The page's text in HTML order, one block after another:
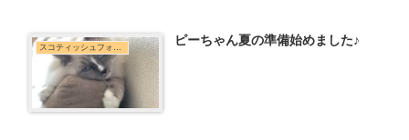
ピーちゃん夏の準備始めました♪